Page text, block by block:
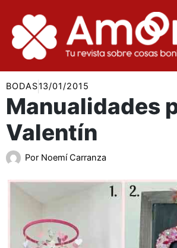
contenido
BODAS13/01/2015
Manualidades
Valentín
Por Noemí Carranza